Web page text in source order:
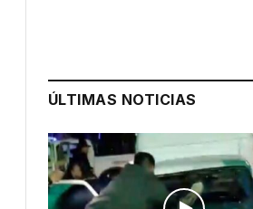
ÚLTIMAS NOTICIAS